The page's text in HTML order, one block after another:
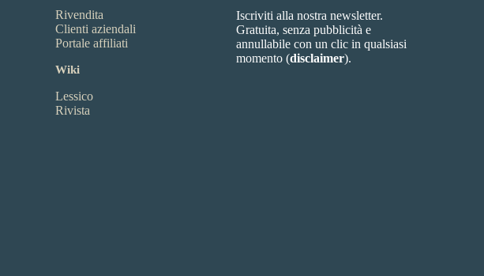
Rivendita
Clienti aziendali
Portale affiliati
Wiki
Lessico
Rivista
Iscriviti alla nostra newsletter.
Gratuita, senza pubblicità e
annullabile con un clic in qualsiasi
momento (disclaimer).